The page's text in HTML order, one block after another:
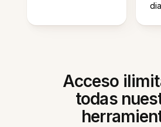
Acceso
todas